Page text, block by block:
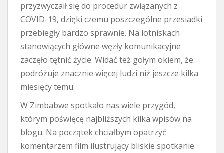
przyzwyczaił się do procedur związanych z
COVID-19, dzięki czemu poszczególne przesiadki
przebiegły bardzo sprawnie. Na lotniskach
stanowiących główne węzły komunikacyjne
zaczęło tętnić życie. Widać też gołym okiem, że
podróżuje znacznie więcej ludzi niż jeszcze kilka
miesięcy temu.
W Zimbabwe spotkało nas wiele przygód,
którym poświęcę najbliższych kilka wpisów na
blogu. Na początek chciałbym opatrzyć
komentarzem film ilustrujący bliskie spotkanie